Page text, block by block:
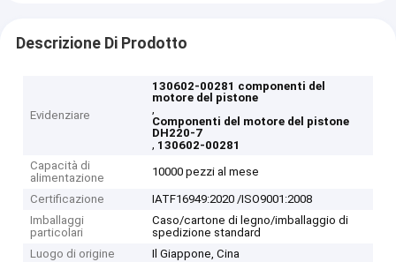
Descrizione Di Prodotto
Evidenziare
130602-00281 componenti del
motore del pistone
,
Componenti del motore del pistone
DH220-7
, 130602-00281
Capacità di
alimentazione
10000 pezzi al mese
Certificazione
IATF16949:2020 /ISO9001:2008
Imballaggi
particolari
Caso/cartone di legno/imballaggio di
spedizione standard
Luogo di origine
Il Giappone, Cina